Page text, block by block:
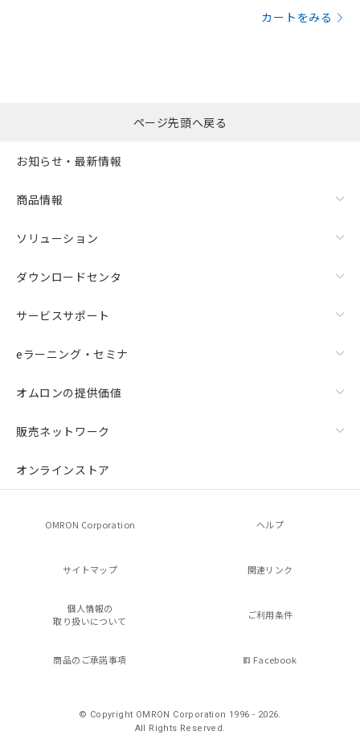
カートをみる
ページ先頭へ戻る
お知らせ・最新情報
商品情報
ソリューション
ダウンロードセンタ
サービスサポート
eラーニング・セミナ
オムロンの提供価値
販売ネットワーク
オンラインストア
OMRON Corporation ヘルプ
サイトマップ 関連リンク
個人情報の
取り扱いについて
ご利用条件
商品のご承諾事項 Facebook
© Copyright OMRON Corporation 1996 - 2026.
All Rights Reserved.